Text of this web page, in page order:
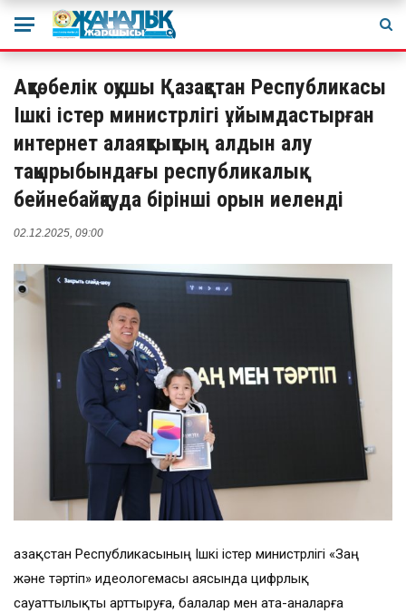
Ақтөбелік оқушы Қазақстан Республикасы
Ішкі істер министрлігі ұйымдастырған
интернет алаяқтықтың алдын алу
тақырыбындағы республикалық
бейнебайқауда бірінші орын иеленді
02.12.2025, 09:00
Қазақстан Республикасының Ішкі істер министрлігі «Заң
және тәртіп» идеологемасы аясында цифрлық
сауаттылықты арттыруға, балалар мен ата-аналарға